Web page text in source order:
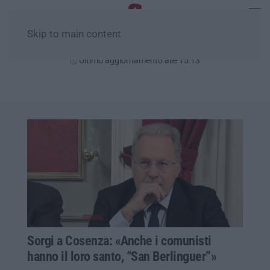
Skip to main content
Ultimo aggiornamento alle 15:13
Sorgi a Cosenza: «Anche i comunisti
hanno il loro santo, “San Berlinguer”»